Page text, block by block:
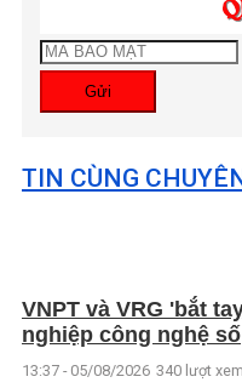
Gửi
TIN CÙNG
VNPT và VRG 'bắt
nghiệp công nghệ số
13:37 - 05/08/2026 340 lượt xem